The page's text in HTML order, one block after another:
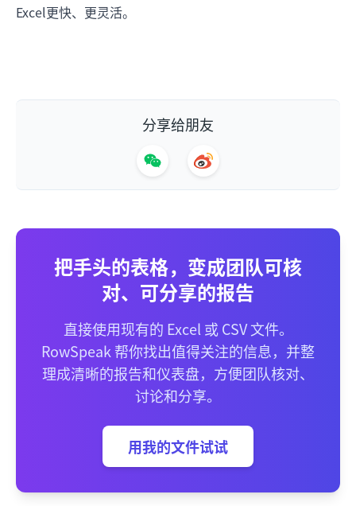
Excel更快、更灵活。
分享给朋友
把手头的表格，变成团队可核
对、可分享的报告
直接使用现有的 Excel 或 CSV 文件。
RowSpeak 帮你找出值得关注的信息，并整
理成清晰的报告和仪表盘，方便团队核对、
讨论和分享。
用我的文件试试